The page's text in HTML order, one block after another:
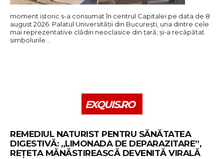
moment istoric s-a consumat în centrul Capitalei pe data de 8
august 2026. Palatul Universității din București, una dintre cele
mai reprezentative clădiri neoclasice din țară, și-a recăpătat
simbolurile…
EXQUIS.RO
REMEDIUL NATURIST PENTRU SĂNĂTATEA
DIGESTIVĂ: „LIMONADA DE DEPARAZITARE”,
REȚETA MĂNĂSTIREASCĂ DEVENITĂ VIRALĂ